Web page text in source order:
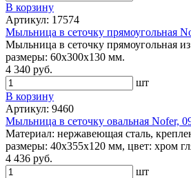
В корзину
Артикул: 17574
Мыльница в сеточку прямоугольная
Мыльница в сеточку прямоугольная
размеры: 60х300х130 мм.
4 340 руб.
шт
В корзину
Артикул: 9460
Мыльница в сеточку овальная Nofer,
Материал: нержавеющая сталь,
размеры: 40х355х120 мм, цвет: хром
4 436 руб.
шт